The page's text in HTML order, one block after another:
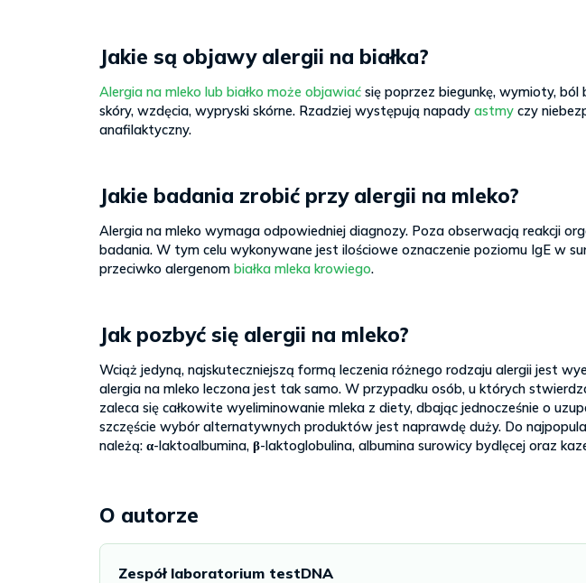
Jakie są objawy alergii na białka?
Alergia na mleko lub białko może objawiać się poprzez biegunkę, wymioty,
skóry, wzdęcia, wypryski skórne. Rzadziej występują napadyastmy czy
anafilaktyczny.
Jakie badania zrobić przy alergii na mleko?
Alergia na mleko wymaga odpowiedniej diagnozy. Poza obserwacją reakcji
badania. W tym celu wykonywane jest ilościowe oznaczenie poziomu IgE w
przeciwko alergenombiałka mleka krowiego.
Jak pozbyć się alergii na mleko?
Wciąż jedyną, najskuteczniejszą formą leczenia różnego rodzaju alergii jest
alergia na mleko leczona jest tak samo. W przypadku osób, u których
zaleca się całkowite wyeliminowanie mleka z diety, dbając jednocześnie o
szczęście wybór alternatywnych produktów jest naprawdę duży. Do
należą: α-laktoalbumina, β-laktoglobulina, albumina surowicy bydlęcej oraz
O autorze
Zespół laboratorium testDNA